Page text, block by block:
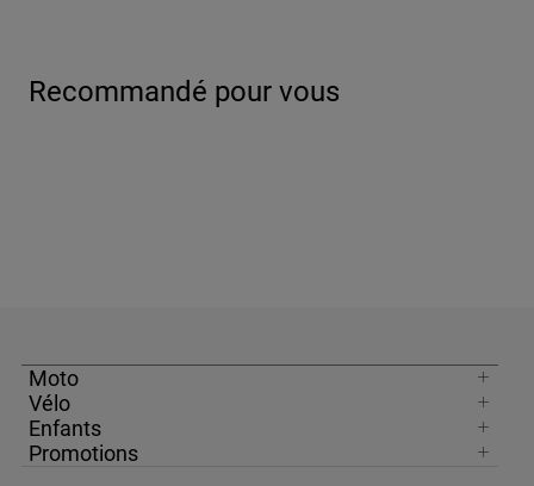
Recommandé pour vous
Moto
Vélo
Enfants
Promotions